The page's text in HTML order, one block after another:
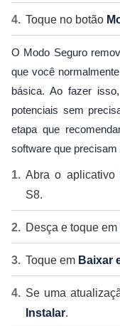
Toque no botão
O Modo Seguro
que você
básica. Ao fazer
potenciais sem
etapa que
software que precisam
Abra o aplicativo
S8.
Desça e toque em
Toque em Baixar
Se uma
Instalar.